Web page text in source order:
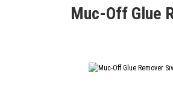
Muc-Off Glue